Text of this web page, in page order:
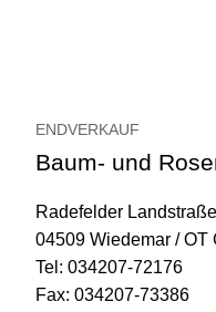
ENDVERKAUF
Baum- und
Radefelder
04509 Wiedemar / OT
Tel: 034207-72176
Fax: 034207-73386